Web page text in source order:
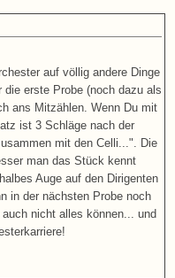
auf völlig andere Dinge
erste Probe (noch dazu als
ans Mitzählen. Wenn Du mit
ist 3 Schläge nach der
mit den Celli...". Die
man das Stück kennt
Auge auf den Dirigenten
in der nächsten Probe noch
nicht alles können... und